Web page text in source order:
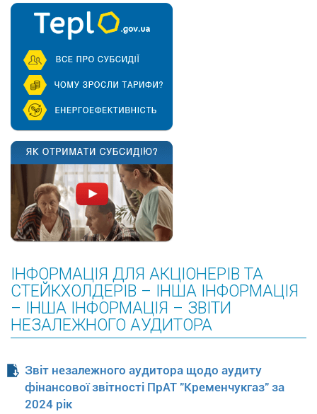
ІНФОРМАЦІЯ ДЛЯ АКЦІОНЕРІВ ТА
СТЕЙКХОЛДЕРІВ – ІНША ІНФОРМАЦІЯ
– ІНША ІНФОРМАЦІЯ – ЗВІТИ
НЕЗАЛЕЖНОГО АУДИТОРА
Звіт незалежного аудитора щодо аудиту
фінансової звітності ПрАТ "Кременчукгаз" за
2024 рік